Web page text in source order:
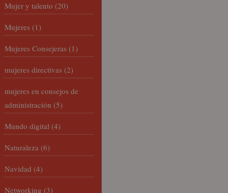
Mujer y talento (20)
Mujeres (1)
Mujeres Consejeras (1)
mujeres directivas (2)
mujeres en consejos de
administración (5)
Mundo digital (4)
Naturaleza (6)
Navidad (4)
Networking (3)